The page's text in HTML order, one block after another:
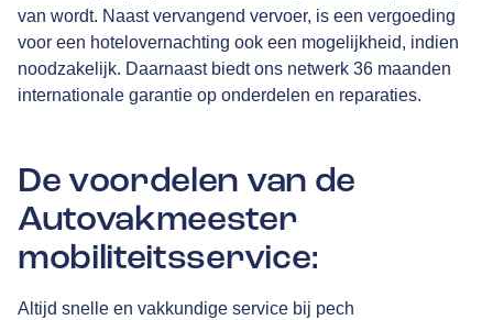
van wordt. Naast vervangend vervoer, is een vergoeding
voor een hotelovernachting ook een mogelijkheid, indien
noodzakelijk. Daarnaast biedt ons netwerk 36 maanden
internationale garantie op onderdelen en reparaties.
De voordelen van de
Autovakmeester
mobiliteitsservice:
Altijd snelle en vakkundige service bij pech